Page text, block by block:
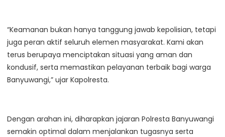
“Keamanan bukan hanya tanggung jawab kepolisian, tetapi
juga peran aktif seluruh elemen masyarakat. Kami akan
terus berupaya menciptakan situasi yang aman dan
kondusif, serta memastikan pelayanan terbaik bagi warga
Banyuwangi,” ujar Kapolresta.
Dengan arahan ini, diharapkan jajaran Polresta Banyuwangi
semakin optimal dalam menjalankan tugasnya serta